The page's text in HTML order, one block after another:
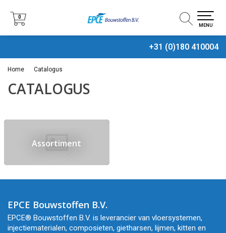
+31 (0)180 410004
0
0
MENU
Home Catalogus
CATALOGUS
Assortiment
EPCE Bouwstoffen B.V.
EPCE® Bouwstoffen B.V. is leverancier van vloersystemen,
injectiematerialen, composieten, gietharsen, lijmen, kitten en